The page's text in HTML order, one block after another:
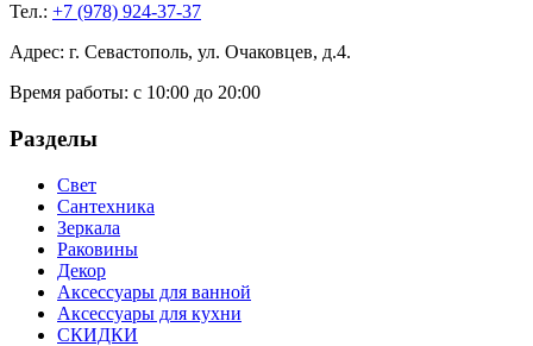
Тел.: +7 (978) 924-37-37
Адрес: г. Севастополь, ул. Очаковцев, д.4.
Время работы: с 10:00 до 20:00
Разделы
Свет
Сантехника
Зеркала
Раковины
Декор
Аксессуары для ванной
Аксессуары для кухни
СКИДКИ